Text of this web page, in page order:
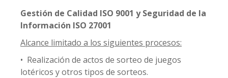
Gestión de Calidad ISO 9001 y Seguridad de la
Información ISO 27001
Alcance limitado a los siguientes procesos:
• Realización de actos de sorteo de juegos
lotéricos y otros tipos de sorteos.